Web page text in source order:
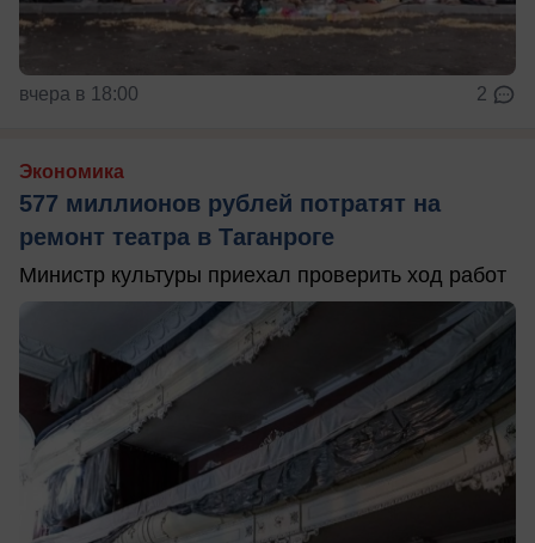
вчера в 18:00 2
Экономика
577 миллионов рублей потратят на
ремонт театра в Таганроге
Министр культуры приехал проверить ход работ